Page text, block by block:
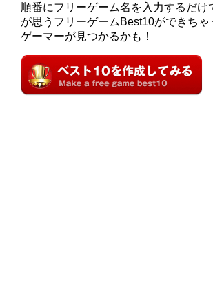
順番にフリーゲーム名を入力するだけ
が思うフリーゲームBest10ができちゃ
ゲーマーが見つかるかも！